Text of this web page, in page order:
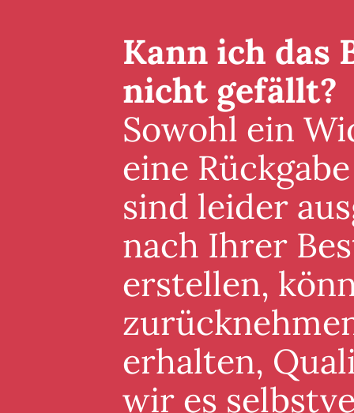
Kann ich das
nicht gefällt?
Sowohl ein
eine
sind leider
nach Ihrer
erstellen,
erhalten,
wir es